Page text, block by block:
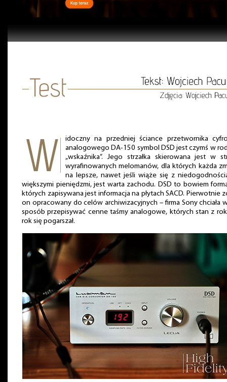
idoczny na przedniej ściance przetwornika
analogowego DA-150 symbol DSD jest czymś w
„wskaźnika”. Jego strzałka skierowana jest w
wyrafinowanych melomanów, dla których każda
na lepsze, nawet jeśli wiąże się z
większymi pieniędzmi, jest warta zachodu. DSD to bowiem
których zapisywana jest informacja na płytach SACD. Pierwotnie
on opracowany do celów archiwizacyjnych – firma Sony chciała
sposób przepisywać cenne taśmy analogowe, których stan z
rok się pogarszał.